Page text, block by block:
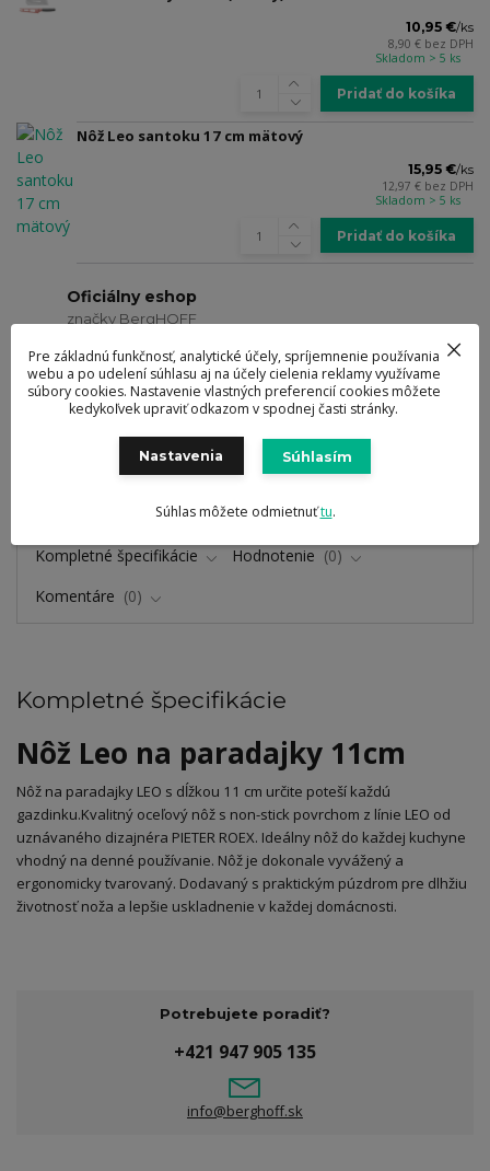
10,95 €/ks
8,90 € bez DPH
Skladom > 5 ks
Pridať do košíka
Nôž Leo santoku 17 cm mätový
15,95 €/ks
12,97 € bez DPH
Skladom > 5 ks
Pridať do košíka
Oficiálny eshop
značky BergHOFF
Zaručená kvalita
výrobkov a služieb
Doručenie zdarma
od 69 eur
Ocenené návrhy
Kompletné špecifikácie Hodnotenie
0
Komentáre
0
Kompletné špecifikácie
Nôž Leo na paradajky 11cm
Nôž na paradajky LEO s dĺžkou 11 cm určite poteší každú
gazdinku.Kvalitný oceľový nôž s non-stick povrchom z línie LEO od
uznávaného dizajnéra PIETER ROEX. Ideálny nôž do každej kuchyne
vhodný na denné používanie. Nôž je dokonale vyvážený a
ergonomicky tvarovaný. Dodavaný s praktickým púzdrom pre dlhžiu
životnosť noža a lepšie uskladnenie v každej domácnosti.
Potrebujete poradiť?
+421 947 905 135
info@berghoff.sk
Pre základnú funkčnosť, analytické účely, spríjemnenie používania
webu a po udelení súhlasu aj na účely cielenia reklamy využívame
súbory cookies. Nastavenie vlastných preferencií cookies môžete
kedykoľvek upraviť odkazom v spodnej časti stránky.
Nastavenia Súhlasím
Súhlas môžete odmietnuťtu.